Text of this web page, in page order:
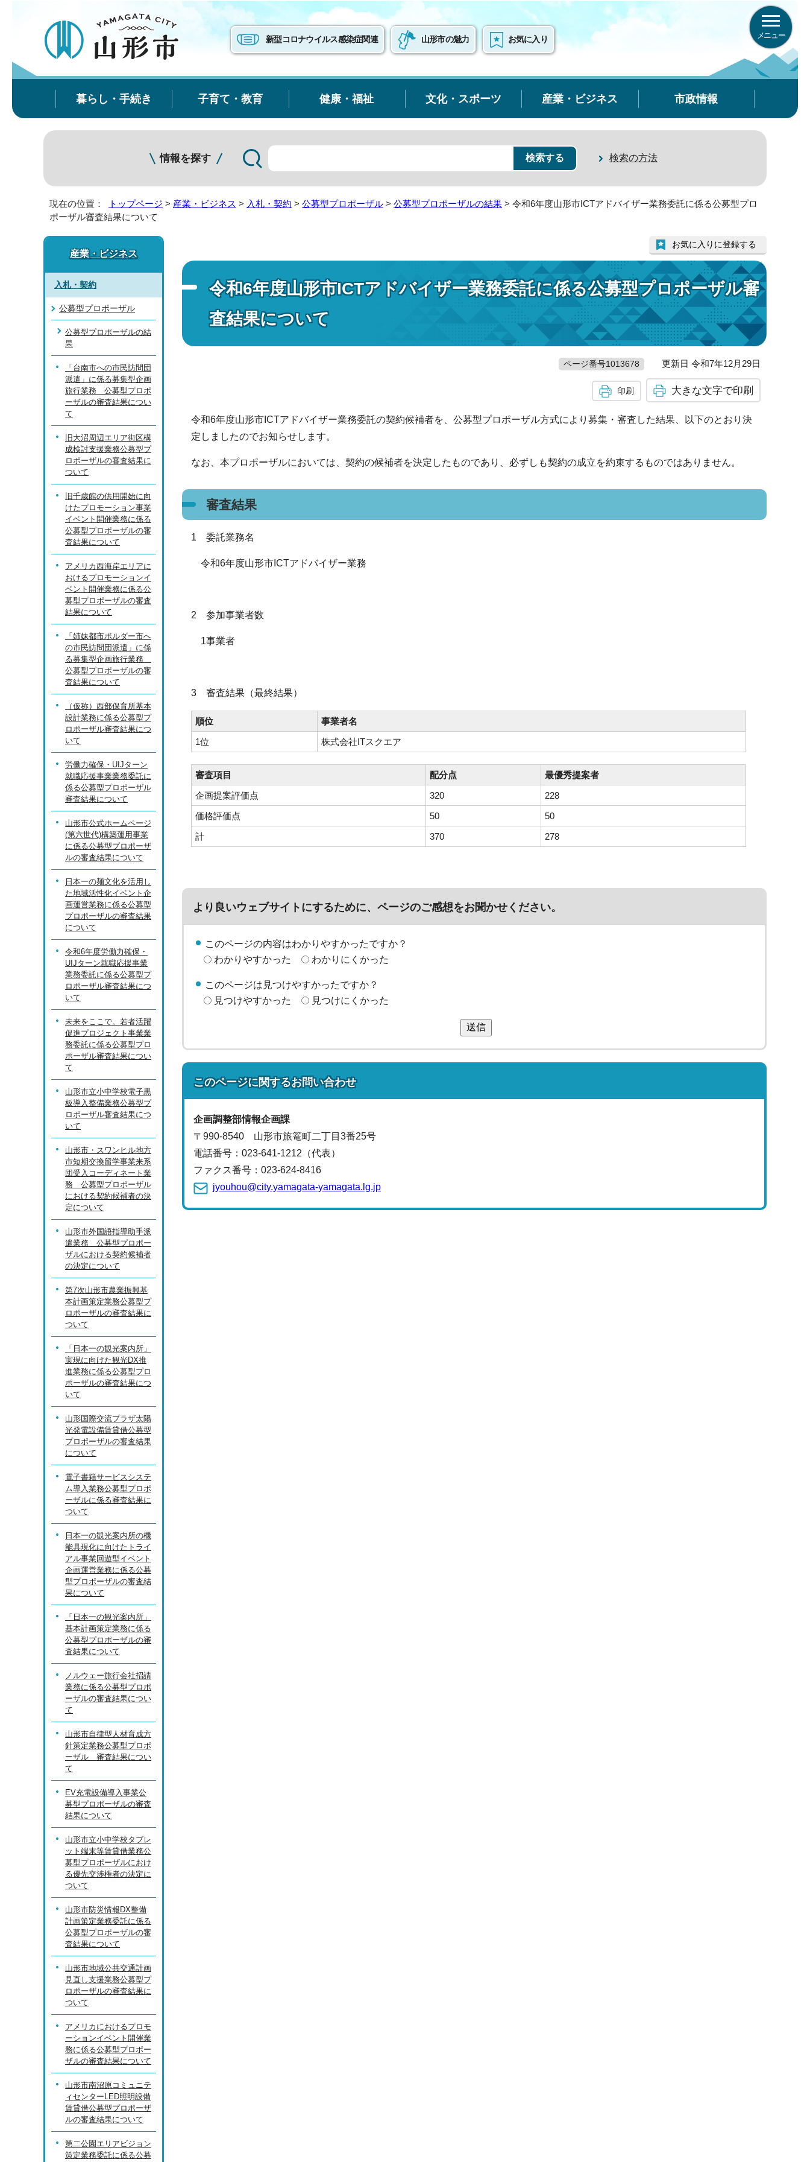
新型コロナウイルス感染症関連 山形市の魅力 お気に入り メニュー
暮らし・手続き 子育て・教育 健康・福祉 文化・スポーツ 産業・ビジネス 市政情報
情報を探す 検索の方法
現在の位置： トップページ > 産業・ビジネス > 入札・契約 > 公募型プロポーザル > 公募型プロポーザルの結果 > 令和6年度山形市ICTアドバイザー業務委託に係る公募型プロ
ポーザル審査結果について
令和6年度山形市ICTアドバイザー業務委託に係る公募型プロポーザル審
査結果について
お気に入りに登録する
ページ番号1013678 更新日 令和7年12月29日
印刷 大きな文字で印刷
令和6年度山形市ICTアドバイザー業務委託の契約候補者を、公募型プロポーザル方式により募集・審査した結果、以下のとおり決
定しましたのでお知らせします。
なお、本プロポーザルにおいては、契約の候補者を決定したものであり、必ずしも契約の成立を約束するものではありません。
審査結果
1 委託業務名
令和6年度山形市ICTアドバイザー業務
2 参加事業者数
1事業者
3 審査結果（最終結果）
順位
事業者名
1位
株式会社ITスクエア
審査項目 配分点
最優秀提案者
企画提案評価点
320
228
価格評価点
50
50
計
370 278
より良いウェブサイトにするために、ページのご感想をお聞かせください。
このページの内容はわかりやすかったですか？
わかりやすかった
わかりにくかった
このページは見つけやすかったですか？
見つけやすかった
見つけにくかった
送信
このページに関するお問い合わせ
企画調整部情報企画課
〒990-8540 山形市旅篭町二丁目3番25号
電話番号： 023-641-1212（代表）
ファクス番号：023-624-8416
jyouhou@city.yamagata-yamagata.lg.jp
産業・ビジネス
入札・契約
公募型プロポーザル
公募型プロポーザルの結
果
「台南市への市民訪問団
派遣」に係る募集型企画
旅行業務 公募型プロポ
ーザルの審査結果につい
て
旧大沼周辺エリア街区構
成検討支援業務公募型プ
ロポーザルの審査結果に
ついて
旧千歳館の供用開始に向
けたプロモーション事業
イベント開催業務に係る
公募型プロポーザルの審
査結果について
アメリカ西海岸エリアに
おけるプロモーションイ
ベント開催業務に係る公
募型プロポーザルの審査
結果について
「姉妹都市ボルダー市へ
の市民訪問団派遣」に係
る募集型企画旅行業務
公募型プロポーザルの審
査結果について
（仮称）西部保育所基本
設計業務に係る公募型プ
ロポーザル審査結果につ
いて
労働力確保・UIJターン
就職応援事業業務委託に
係る公募型プロポーザル
審査結果について
山形市公式ホームページ
(第六世代)構築運用事業
に係る公募型プロポーザ
ルの審査結果について
日本一の麺文化を活用し
た地域活性化イベント企
画運営業務に係る公募型
プロポーザルの審査結果
について
令和6年度労働力確保・
UIJターン就職応援事業
業務委託に係る公募型プ
ロポーザル審査結果につ
いて
未来をここで。若者活躍
促進プロジェクト事業業
務委託に係る公募型プロ
ポーザル審査結果につい
て
山形市立小中学校電子黒
板導入整備業務公募型プ
ロポーザル審査結果につ
いて
山形市・スワンヒル地方
市短期交換留学事業来系
団受入コーディネート業
務 公募型プロポーザル
における契約候補者の決
定について
山形市外国語指導助手派
遣業務 公募型プロポー
ザルにおける契約候補者
の決定について
第7次山形市農業振興基
本計画策定業務公募型プ
ロポーザルの審査結果に
ついて
「日本一の観光案内所」
実現に向けた観光DX推
進業務に係る公募型プロ
ポーザルの審査結果につ
いて
山形国際交流プラザ太陽
光発電設備賃貸借公募型
プロポーザルの審査結果
について
電子書籍サービスシステ
ム導入業務公募型プロポ
ーザルに係る審査結果に
ついて
日本一の観光案内所の機
能具現化に向けたトライ
アル事業回遊型イベント
企画運営業務に係る公募
型プロポーザルの審査結
果について
「日本一の観光案内所」
基本計画策定業務に係る
公募型プロポーザルの審
査結果について
ノルウェー旅行会社招請
業務に係る公募型プロポ
ーザルの審査結果につい
て
山形市自律型人材育成方
針策定業務公募型プロポ
ーザル 審査結果につい
て
EV充電設備導入事業公
募型プロポーザルの審査
結果について
山形市立小中学校タブレ
ット端末等賃貸借業務公
募型プロポーザルにおけ
る優先交渉権者の決定に
ついて
山形市防災情報DX整備
計画策定業務委託に係る
公募型プロポーザルの審
査結果について
山形市地域公共交通計画
見直し支援業務公募型プ
ロポーザルの審査結果に
ついて
アメリカにおけるプロモ
ーションイベント開催業
務に係る公募型プロポー
ザルの審査結果について
山形市南沼原コミュニテ
ィセンターLED照明設備
賃貸借公募型プロポーザ
ルの審査結果について
第二公園エリアビジョン
策定業務委託に係る公募